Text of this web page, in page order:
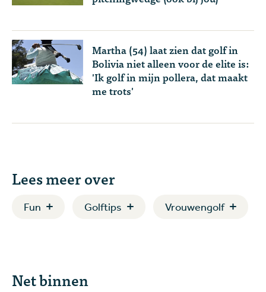
Martha (54) laat zien dat golf in
Bolivia niet alleen voor de elite is:
'Ik golf in mijn pollera, dat maakt
me trots'
Lees meer over
Fun Golftips Vrouwengolf
Net binnen